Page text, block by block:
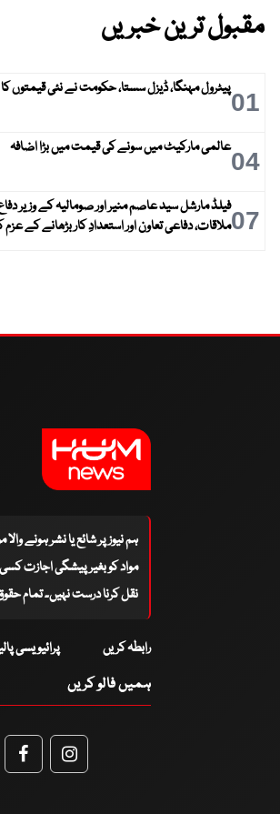
مقبول ترین خبریں
01پیٹرول مہنگا، ڈیزل سستا، حکومت نے نئی قیمتوں کا
04عالمی مارکیٹ میں سونے کی قیمت میں بڑا اضافہ
07فیلڈ مارشل سید عاصم منیر اور صومالیہ کے وزیر
ملاقات، دفاعی تعاون اور استعدادِ کار بڑھانے کے عزم
ہم نیوز پر شائع یا نشر ہونے
مواد کو بغیر پیشگی اجازت
نقل کرنا درست نہیں۔ تمام حقوق
رابطہ کریں پرائیویسی
ہمیں فالو کریں
FacebookFacebook